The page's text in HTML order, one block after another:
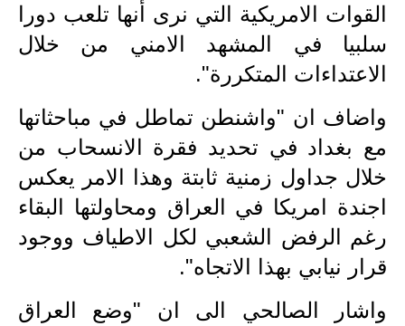
المرحلة المتوسطة
المرحلة الاعدادية
اسئلة وزارية
المرحلة الابتدائية
المرحلة المتوسطة
المرحلة الاعدادية
مرشحات
المرحلة الابتدائية
القوات الامريكية التي نرى أنها تلعب دورا
سلبيا في المشهد الامني من خلال
الاعتداءات المتكررة".
واضاف ان "واشنطن تماطل في مباحثاتها
مع بغداد في تحديد فقرة الانسحاب من
خلال جداول زمنية ثابتة وهذا الامر يعكس
اجندة امريكا في العراق ومحاولتها البقاء
رغم الرفض الشعبي لكل الاطياف ووجود
قرار نيابي بهذا الاتجاه".
واشار الصالحي الى ان "وضع العراق